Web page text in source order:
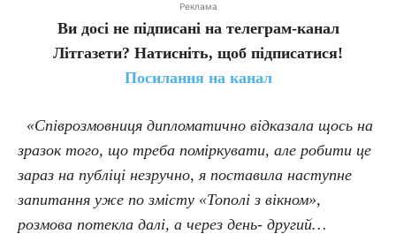
Реклама
Ви досі не підписані на телеграм-канал
Літгазети? Натисніть, щоб підписатися!
Посилання на канал
«Співрозмовниця дипломатично відказала щось на
зразок того, що треба поміркувати, але робити це
зараз на публіці незручно, я поставила наступне
запитання уже по змісту «Тополі з вікном»,
розмова потекла далі, а через день- другий…